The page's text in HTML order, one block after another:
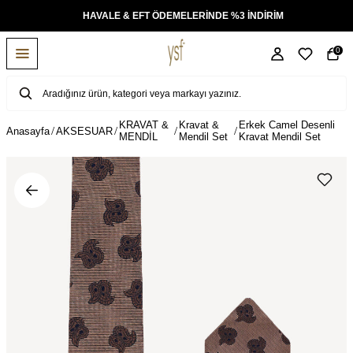
HAVALE & EFT ÖDEMELERİNDE %3 İNDİRİM
0
Anasayfa AKSESUAR
KRAVAT &
MENDİL
Kravat &
Mendil Set
Erkek Camel Desenli
Kravat Mendil Set